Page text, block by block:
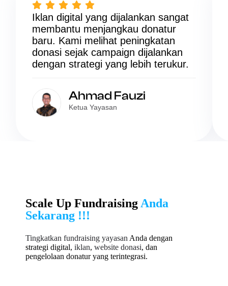
Iklan digital yang dijalankan sangat
membantu menjangkau donatur
baru. Kami melihat peningkatan
donasi sejak campaign dijalankan
dengan strategi yang lebih terukur.
Ahmad Fauzi
Ketua Yayasan
Scale Up FundraisingAnda
Sekarang !!!
Tingkatkan fundraising yayasan Anda dengan
strategi digital, iklan, website donasi, dan
pengelolaan donatur yang terintegrasi.